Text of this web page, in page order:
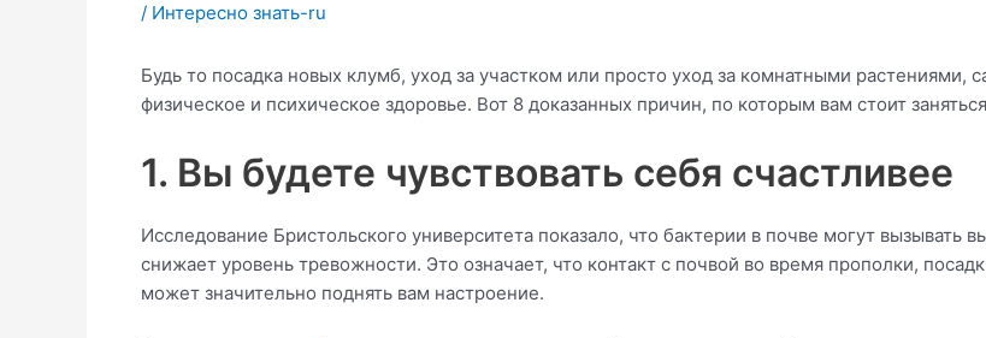
/ Интересно знать-ru
Будь то посадка новых клумб, уход за участком или просто уход за комнатными растениями,
физическое и психическое здоровье. Вот 8 доказанных причин, по которым вам стоит
1. Вы будете чувствовать себя счастливее
Исследование Бристольского университета показало, что бактерии в почве могут
снижает уровень тревожности. Это означает, что контакт с почвой во время прополки,
может значительно поднять вам настроение.